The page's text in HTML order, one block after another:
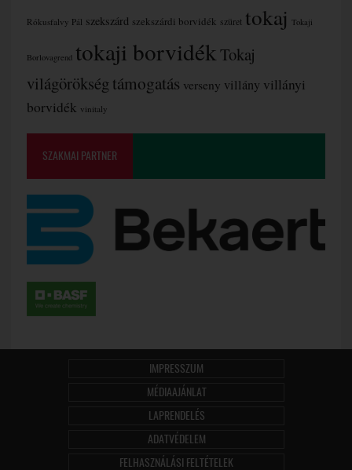
Rókusfalvy Pál szekszárd szekszárdi borvidék szüret tokaj Tokaji
Borlovagrend tokaji borvidék Tokaj
világörökségtámogatás verseny villány villányi
borvidék vinitaly
SZAKMAI PARTNER
IMPRESSZUM
MÉDIAAJÁNLAT
LAPRENDELÉS
ADATVÉDELEM
FELHASZNÁLÁSI FELTÉTELEK